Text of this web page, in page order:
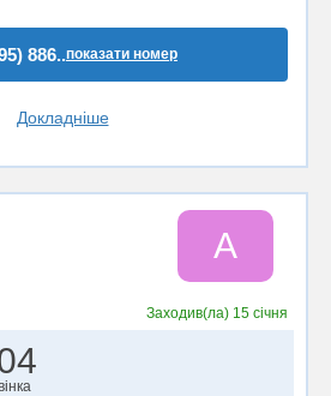
886..показати номер
Докладніше
A
Заходив(ла) 15 січня